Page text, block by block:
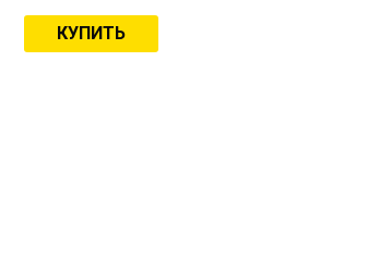
КУПИТЬ